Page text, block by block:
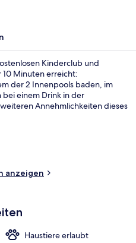
Kinderclub und
10 Minuten erreicht:
der 2 Innenpools baden, im
bei einem Drink in der
Annehmlichkeiten dieses
geöffnet).
anzeigen
Haustiere erlaubt